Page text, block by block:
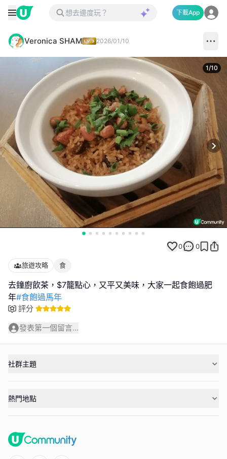
下載App
Veronica SHAM 2026/01/10
1/10
0 0
旅遊攻略 食
去鐘廚飲茶，$7籠點心，又平又美味，大家一起食飽過肥
年#食飽過馬年
評分
發表第一個留言...
社群主題
熱門地點